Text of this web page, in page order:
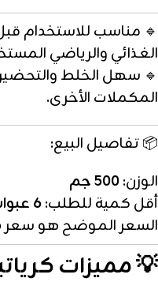
🔹 مناسب للاستخدام
الغذائي والرياضي
🔹 سهل الخلط
المكملات الأخرى.
📦 تفاصيل البيع:
الوزن:500 جم
أقل كمية للطلب:6 عبوات
السعر الموضح هو سعر
💡مميزات كرياتين